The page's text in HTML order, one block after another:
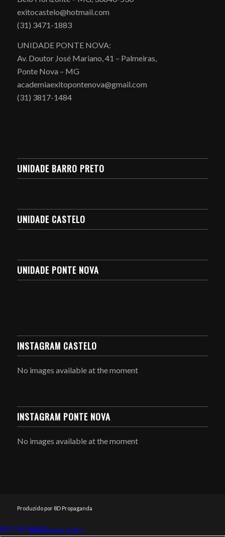
exitocastelo@hotmail.com
(31) 3471-1883
UNIDADE PONTE NOVA:
Av. Doutor José Mariano, 41 – Palmeiras,
Ponte Nova – MG
academiaexitopontenova@gmail.com
(31) 3817-1484
UNIDADE BARRO PRETO
UNIDADE CASTELO
UNIDADE PONTE NOVA
INSTAGRAM CASTELO
No images available at the moment
INSTAGRAM PONTE NOVA
No images available at the moment
Produzido por 8D Propaganda
SEO MUNIZ
Link112Academia êxito